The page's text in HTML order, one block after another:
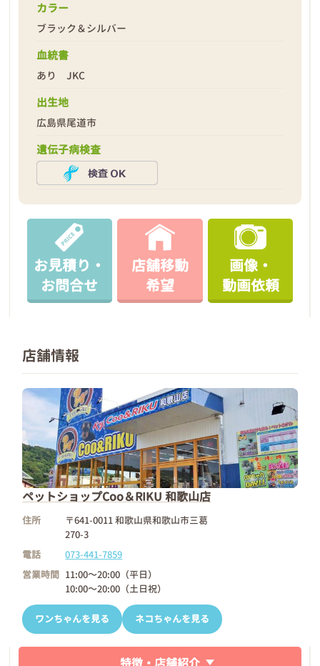
カラー
ブラック＆シルバー
血統書
あり JKC
出生地
広島県尾道市
遺伝子病検査
お見積り・
お問合せ
店舗移動
希望
画像・
動画依頼
店舗情報
ペットショップCoo＆RIKU 和歌山店
住所
〒641-0011 和歌山県和歌山市三葛
270-3
電話
073-441-7859
営業時間 11:00～20:00（平日）
10:00～20:00（土日祝）
ワンちゃんを見る ネコちゃんを見る